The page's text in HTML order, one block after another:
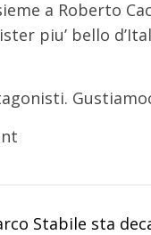
a Roberto
piu’ bello
Stabile sta